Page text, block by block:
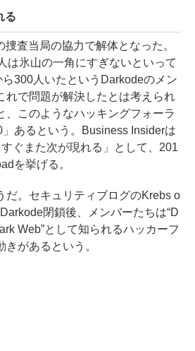
る
査当局の協力で解体となった。
は氷山の一角にすぎないといって
300人いたというDarkodeのメン
れで問題が解決したとは考えられ
、このようなハッキングフォーラ
あるという。Business Insiderは
すぐまた次が現れる」として、201
を挙げる。
。セキュリティブログのKrebs o
閉鎖後、メンバーたちは“D
Web”として知られるハッカーフ
きがあるという。